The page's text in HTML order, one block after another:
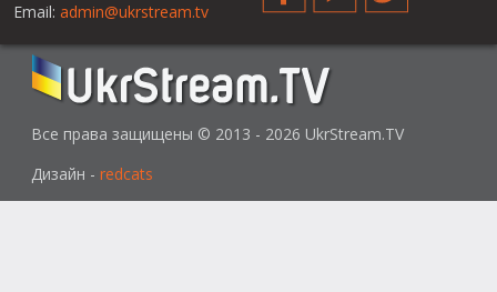
Email: admin@ukrstream.tv
Все права защищены © 2013 - 2026 UkrStream.TV
Дизайн - redcats